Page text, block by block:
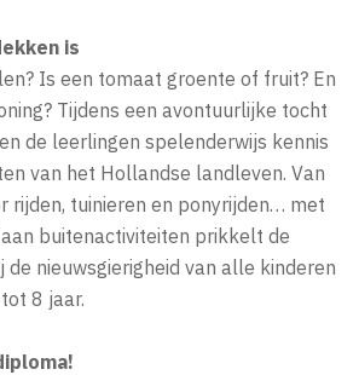
is
Is een tomaat groente of fruit? En
Tijdens een avontuurlijke tocht
de leerlingen spelenderwijs kennis
van het Hollandse landleven. Van
rijden, tuinieren en ponyrijden… met
buitenactiviteiten prikkelt de
nieuwsgierigheid van alle kinderen
8 jaar.